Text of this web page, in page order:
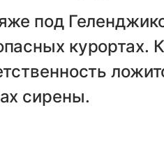
под
курортах.
сирены.